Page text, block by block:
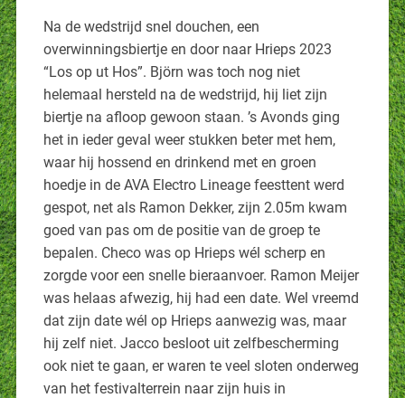
Na de wedstrijd snel douchen, een
overwinningsbiertje en door naar Hrieps 2023
“Los op ut Hos”. Björn was toch nog niet
helemaal hersteld na de wedstrijd, hij liet zijn
biertje na afloop gewoon staan. ’s Avonds ging
het in ieder geval weer stukken beter met hem,
waar hij hossend en drinkend met en groen
hoedje in de AVA Electro Lineage feesttent werd
gespot, net als Ramon Dekker, zijn 2.05m kwam
goed van pas om de positie van de groep te
bepalen. Checo was op Hrieps wél scherp en
zorgde voor een snelle bieraanvoer. Ramon Meijer
was helaas afwezig, hij had een date. Wel vreemd
dat zijn date wél op Hrieps aanwezig was, maar
hij zelf niet. Jacco besloot uit zelfbescherming
ook niet te gaan, er waren te veel sloten onderweg
van het festivalterrein naar zijn huis in